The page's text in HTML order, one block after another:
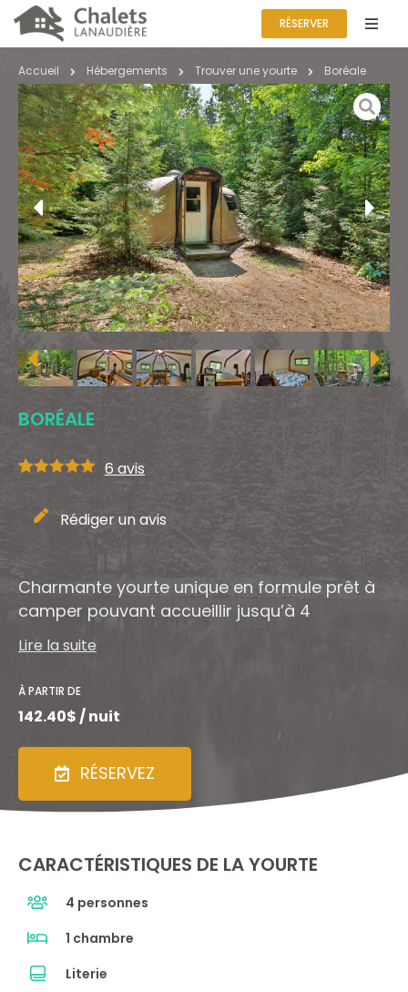
RÉSERVER
Accueil Hébergements Trouver une yourte Boréale
BORÉALE
6 avis
Rédiger un avis
Charmante yourte unique en formule prêt à
camper pouvant accueillir jusqu’à 4
personnes. Accessible à pied à partir du
stationnement, vous serez plongées dans un
environnement zen le long d’un ruisseau en
pleine nature. En plus d’avoir accès à toutes
les activités offertes dans le secteur
Lamoureux, en été, vous aurez accès au parc
Morgan pour faire du canot, kayak ou pédalo.
Lire la suite
À PARTIR DE
142.40$ / nuit
RÉSERVEZ
CARACTÉRISTIQUES DE LA YOURTE
4 personnes
1 chambre
Literie